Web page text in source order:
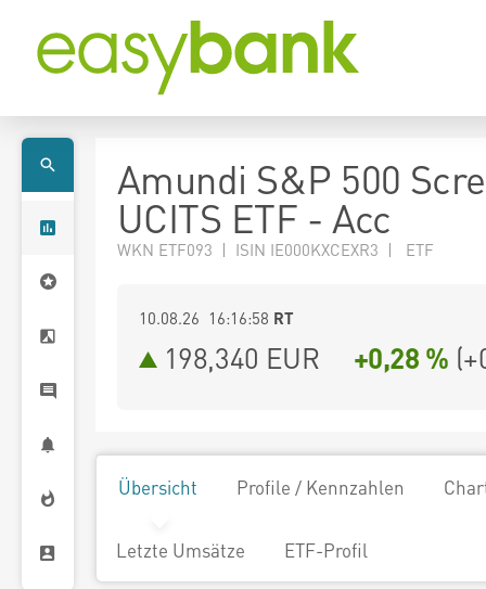
Amundi S&P 500
UCITS ETF - Acc
WKN ETF093 | ISIN IE000KXCEXR3 | ETF
10.08.26 16:16:58 RT
198,340 EUR +0,28 % (
Übersicht Profile / Kennzahlen
Letzte Umsätze ETF-Profil